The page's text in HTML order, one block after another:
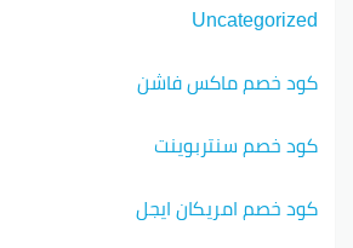
Uncategorized
كود خصم ماكس فاشن
كود خصم سنتربوينت
كود خصم امريكان ايجل